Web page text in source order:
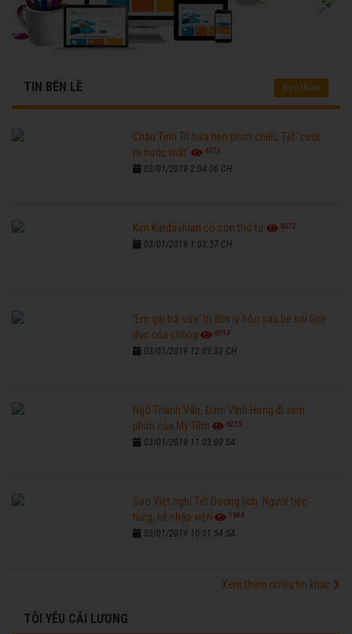
TIN BÊN LỀ Đọc thêm
Châu Tinh Trì hứa hẹn phim chiếu Tết 'cười
ra nước mắt'
6773
03/01/2019 2:04:06 CH
Kim Kardashian có con thứ tư 6272
03/01/2019 1:03:37 CH
'Em gái trà sữa' bị đồn ly hôn sau bê bối tình
dục của chồng
6594
03/01/2019 12:03:33 CH
Ngô Thanh Vân, Đàm Vĩnh Hưng đi xem
phim của Mỹ Tâm
6273
03/01/2019 11:03:00 SA
Sao Việt nghỉ Tết Dương lịch: Người tiệc
tùng, kẻ nhập viện
7684
03/01/2019 10:01:54 SA
Xem thêm nhiều tin khác
TÔI YÊU CẢI LƯƠNG